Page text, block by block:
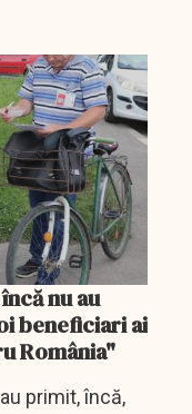
la discuții, pe
nu au
beneficiari ai
România"
primit, încă,